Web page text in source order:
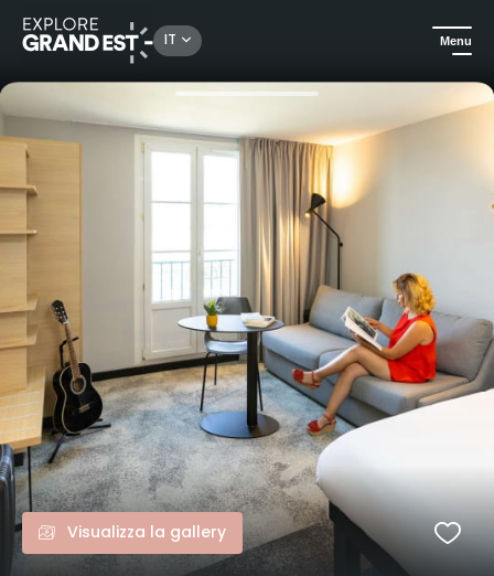
IT Menu
Hotel Soggiorno presso l'hotel Ibis Strasbourg Centre Gare
Visualizza la gallery